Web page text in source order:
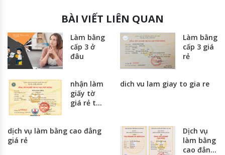
BÀI VIẾT LIÊN QUAN
Làm bằng
cấp 3 ở
đâu
Làm bằng
cấp 3 giá
rẻ
nhận làm
giấy tờ
giá rẻ tại
phố hồ
dich vu lam giay to gia re
dịch vụ làm bằng cao đẳng
giá rẻ
Dịch vụ
làm bằng
cao đẳng